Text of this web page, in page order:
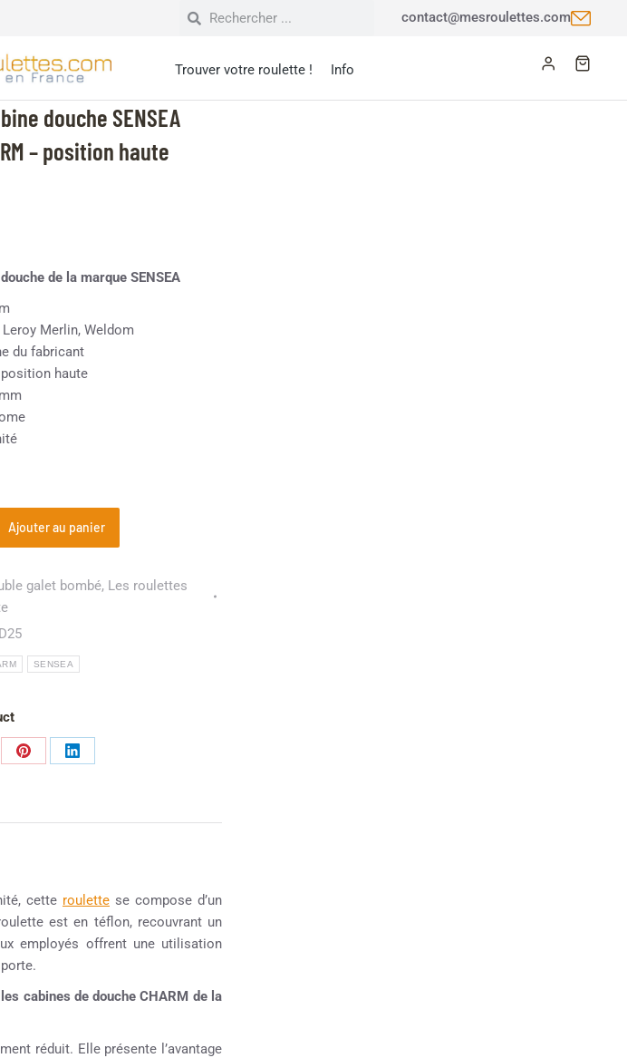
contact@mesroulettes.com
Trouver votre roulette ! Info
douche SENSEA
– position haute
de la marque SENSEA
Merlin, Weldom
du fabricant
haute
Ajouter au panier
galet bombé, Les roulettes
SENSEA
cette roulette se compose d’un
est en téflon, recouvrant un
employés offrent une utilisation
cabines de douche CHARM de la
réduit. Elle présente l’avantage